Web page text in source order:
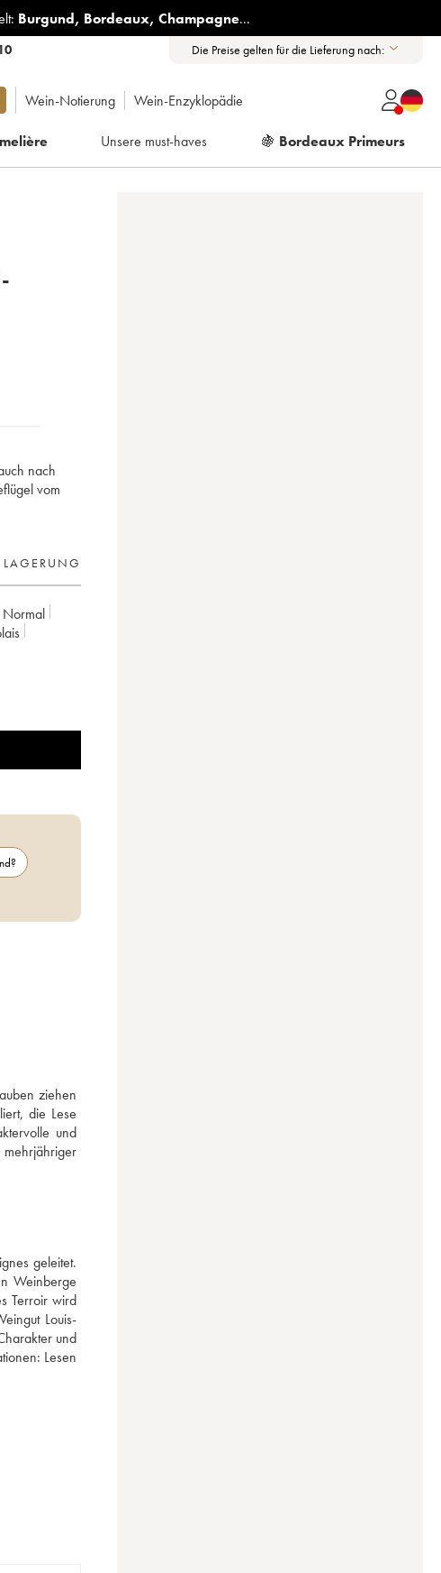
Burgund, Bordeaux, Champagne...
Die Preise gelten für die Lieferung nach:
Wein-Notierung Wein-Enzyklopädie
Unsere must-haves 🍇 Bordeaux Primeurs
nach
vom
Normal
ziehen
die Lese
und
geleitet.
Weinberge
Terroir wird
Louis-
und
Lesen